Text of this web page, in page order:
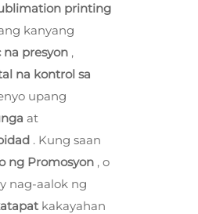
printing
kanyang
presyon ,
na kontrol sa
upang
at
. Kung saan
ng Promosyon , o
nag-aalok ng
kakayahan